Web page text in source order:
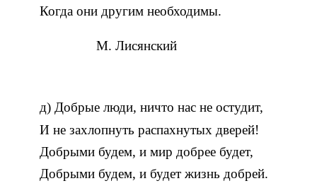
Когда они другим необходимы.
М. Лисянский
д) Добрые люди, ничто нас не остудит,
И не захлопнуть распахнутых дверей!
Добрыми будем, и мир добрее будет,
Добрыми будем, и будет жизнь добрей.